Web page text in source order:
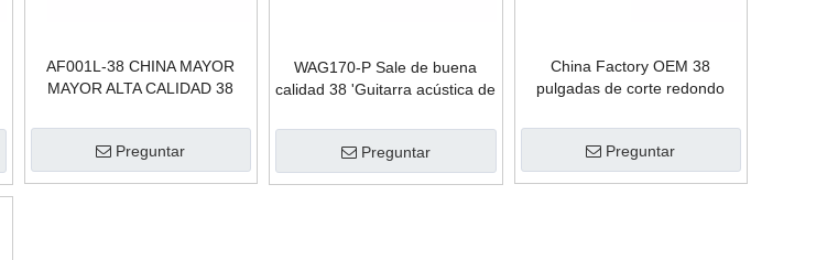
AF001L-38 CHINA MAYOR
MAYOR ALTA CALIDAD 38
entrada
Preguntar
WAG170-P Sale de buena
calidad 38 'Guitarra acústica de
Preguntar
China Factory OEM 38
pulgadas de corte redondo
Preguntar